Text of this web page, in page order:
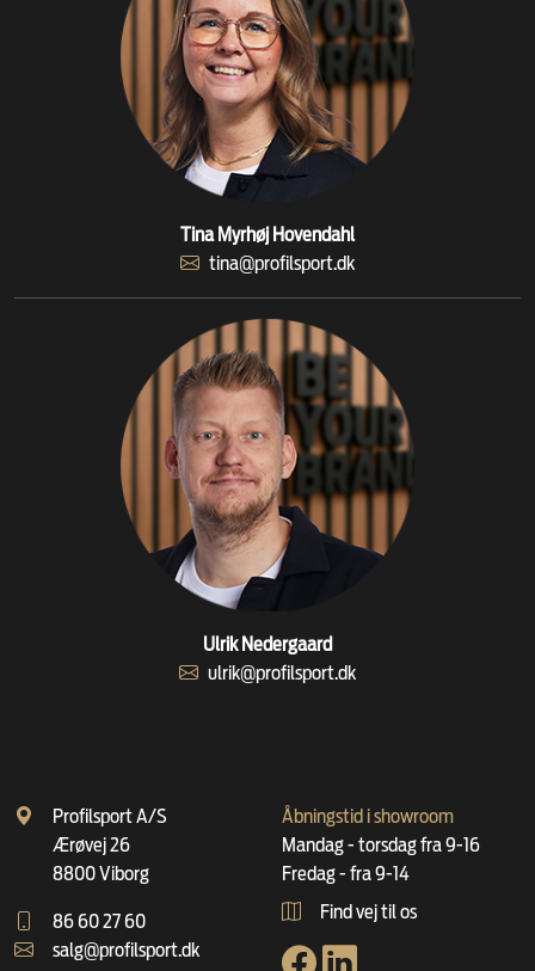
Tina Myrhøj Hovendahl
tina@profilsport.dk
Ulrik Nedergaard
ulrik@profilsport.dk
Profilsport A/S
Ærøvej 26
8800 Viborg
86 60 27 60
salg@profilsport.dk
Åbningstid i showroom
Mandag - torsdag fra 9-16
Fredag - fra 9-14
Find vej til os